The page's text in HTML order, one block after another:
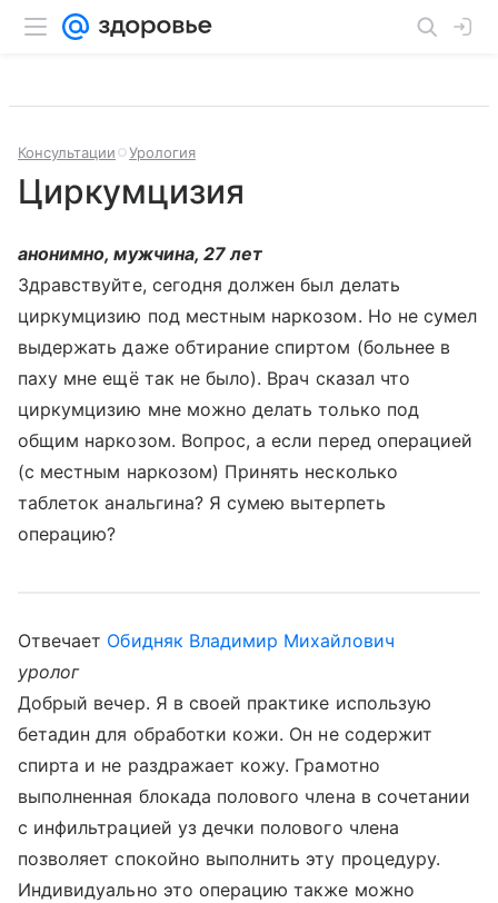
Консультации Урология
Циркумцизия
анонимно, мужчина, 27 лет
Здравствуйте, сегодня должен был делать
циркумцизию под местным наркозом. Но не сумел
выдержать даже обтирание спиртом (больнее в
паху мне ещё так не было). Врач сказал что
циркумцизию мне можно делать только под
общим наркозом. Вопрос, а если перед операцией
(с местным наркозом) Принять несколько
таблеток анальгина? Я сумею вытерпеть
операцию?
Отвечает Обидняк Владимир Михайлович
уролог
Добрый вечер. Я в своей практике использую
бетадин для обработки кожи. Он не содержит
спирта и не раздражает кожу. Грамотно
выполненная блокада полового члена в сочетании
с инфильтрацией уз дечки полового члена
позволяет спокойно выполнить эту процедуру.
Индивидуально это операцию также можно